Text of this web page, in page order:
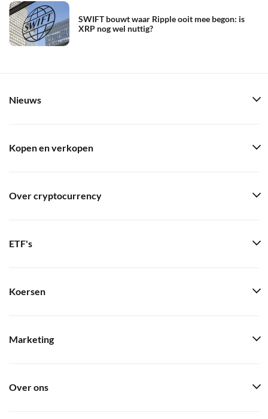
SWIFT bouwt waar Ripple ooit mee begon: is
XRP nog wel nuttig?
Nieuws
Kopen en verkopen
Over cryptocurrency
ETF's
Koersen
Marketing
Over ons